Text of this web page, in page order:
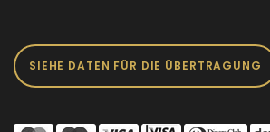
SIEHE DATEN FÜR DIE ÜBERTRAGUNG